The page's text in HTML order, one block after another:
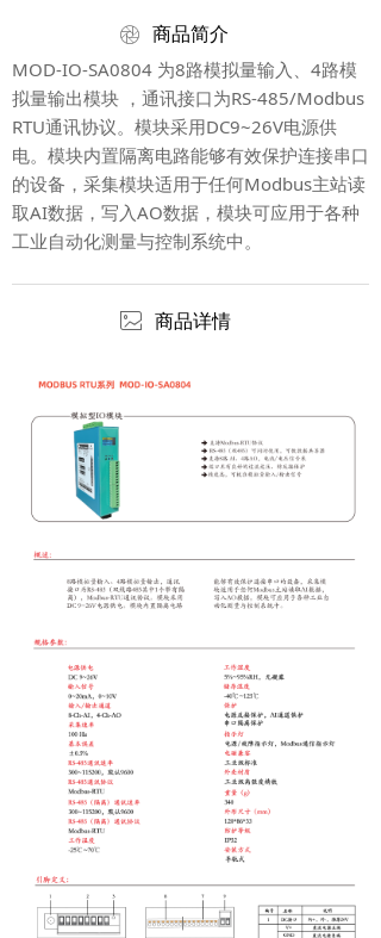
商品简介
MOD-IO-SA0804 为8路模拟量输入、4路模
拟量输出模块 ，通讯接口为RS-485/Modbus
RTU通讯协议。模块采用DC9~26V电源供
电。模块内置隔离电路能够有效保护连接串口
的设备，采集模块适用于任何Modbus主站读
取AI数据，写入AO数据，模块可应用于各种
工业自动化测量与控制系统中。
商品详情
ꁵ
ꂈ